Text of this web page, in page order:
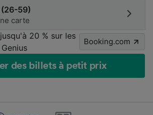
59)
carte
20 % sur les
Booking.com
des billets à petit prix